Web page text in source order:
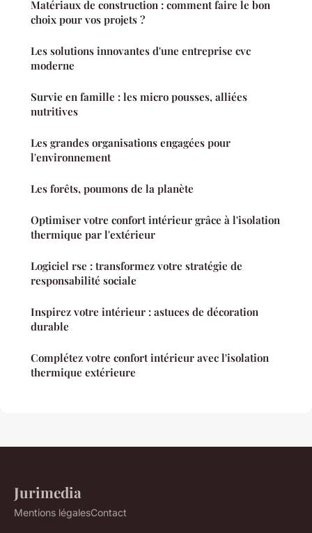
Matériaux de construction : comment faire le bon
choix pour vos projets ?
Les solutions innovantes d'une entreprise cvc
moderne
Survie en famille : les micro pousses, alliées
nutritives
Les grandes organisations engagées pour
l'environnement
Les forêts, poumons de la planète
Optimiser votre confort intérieur grâce à l'isolation
thermique par l'extérieur
Logiciel rse : transformez votre stratégie de
responsabilité sociale
Inspirez votre intérieur : astuces de décoration
durable
Complétez votre confort intérieur avec l'isolation
thermique extérieure
Jurimedia
Mentions légalesContact